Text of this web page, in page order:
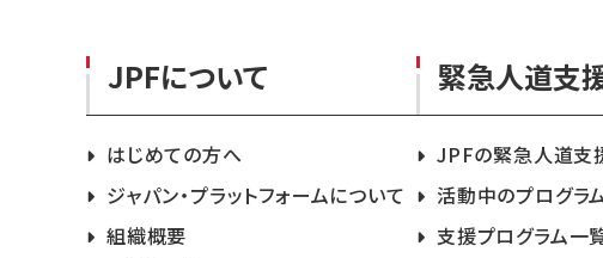
JPFについて
はじめての方へ
ジャパン・プラットフォームについて
組織概要
緊急人道支
JPFの緊急人道支
活動中のプログラ
支援プログラム一